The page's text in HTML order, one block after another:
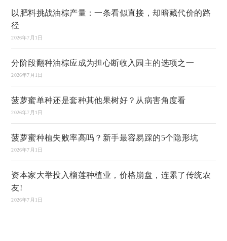
以肥料挑战油棕产量：一条看似直接，却暗藏代价的路
径
2026年7月1日
分阶段翻种油棕应成为担心断收入园主的选项之一
2026年7月1日
菠萝蜜单种还是套种其他果树好？从病害角度看
2026年7月1日
菠萝蜜种植失败率高吗？新手最容易踩的5个隐形坑
2026年7月1日
资本家大举投入榴莲种植业，价格崩盘，连累了传统农
友!
2026年7月1日